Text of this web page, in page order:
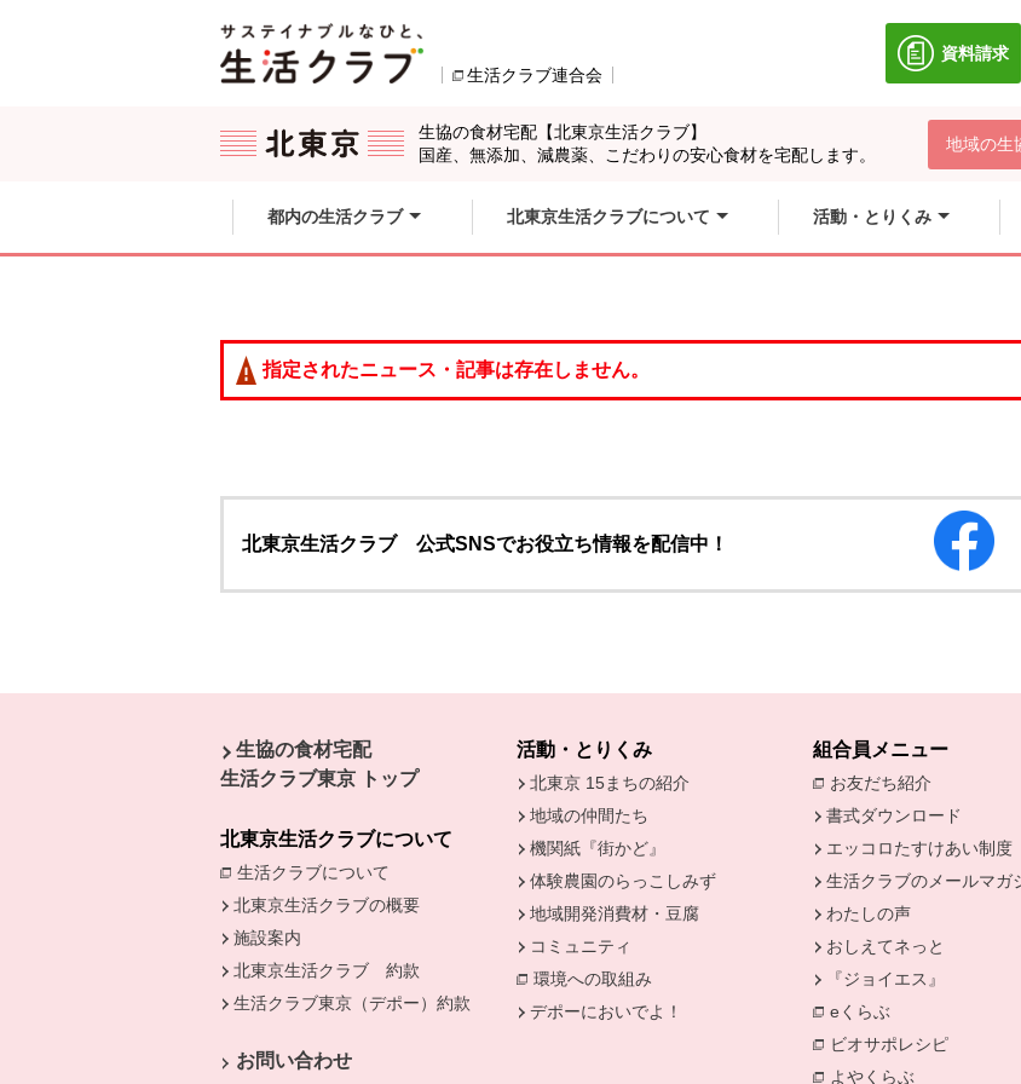
生活クラブ連合会
資料請求
別のウ
生協の食材宅配【北東京生活クラブ】
国産、無添加、減農薬、こだわりの安心食材を宅配します。
地域の生
都内の生活クラブ 北東京生活クラブについて 活動・とりくみ
指定されたニュース・記事は存在しません。
北東京生活クラブ 公式SNSでお役立ち情報を配信中！
生協の食材宅配
生活クラブ東京 トップ
北東京生活クラブについて
生活クラブについて
別のウィンドウで開きます。
北東京生活クラブの概要
施設案内
北東京生活クラブ 約款
生活クラブ東京（デポー）約款
別のウィンドウで開きます。
お問い合わせ
活動・とりくみ
北東京 15まちの紹介
地域の仲間たち
機関紙『街かど』
体験農園のらっこしみず
地域開発消費材・豆腐
コミュニティ
環境への取組み
別のウィンドウで開きます。
デポーにおいでよ！
組合員メニュー
お友だち紹介 別のウィ
書式ダウンロード
エッコロたすけあい制度
生活クラブのメールマガ
わたしの声
おしえてネっと
『ジョイエス』
eくらぶ
別のウィンドウで開きます
ビオサポレシピ
よやくらぶ